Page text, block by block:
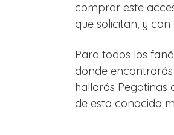
comprar este
que solicitan, y
Para todos los
donde
hallarás
de esta conocida